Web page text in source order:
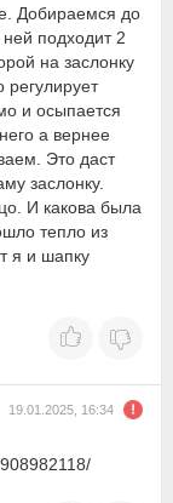
Добираемся до
ней подходит 2
на заслонку
регулирует
и осыпается
а вернее
Это даст
заслонку.
И какова была
тепло из
я и шапку
19.01.2025, 16:34